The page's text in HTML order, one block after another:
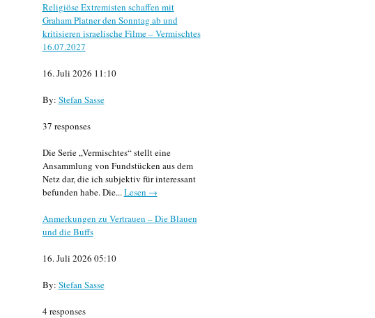
Religiöse Extremisten schaffen mit
Graham Platner den Sonntag ab und
kritisieren israelische Filme – Vermischtes
16.07.2027
16. Juli 2026 11:10
By: Stefan Sasse
37 responses
Die Serie „Vermischtes“ stellt eine
Ansammlung von Fundstücken aus dem
Netz dar, die ich subjektiv für interessant
befunden habe. Die...Lesen →
Anmerkungen zu Vertrauen – Die Blauen
und die Buffs
16. Juli 2026 05:10
By: Stefan Sasse
4 responses